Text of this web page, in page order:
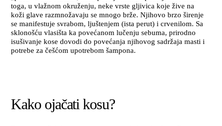
toga, u vlažnom okruženju, neke vrste gljivica koje žive na
koži glave razmnožavaju se mnogo brže. Njihovo brzo širenje
se manifestuje svrabom, ljuštenjem (ista perut) i crvenilom. Sa
sklonošću vlasišta ka povećanom lučenju sebuma, prirodno
isušivanje kose dovodi do povećanja njihovog sadržaja masti i
potrebe za češćom upotrebom šampona.
Kako ojačati kosu?